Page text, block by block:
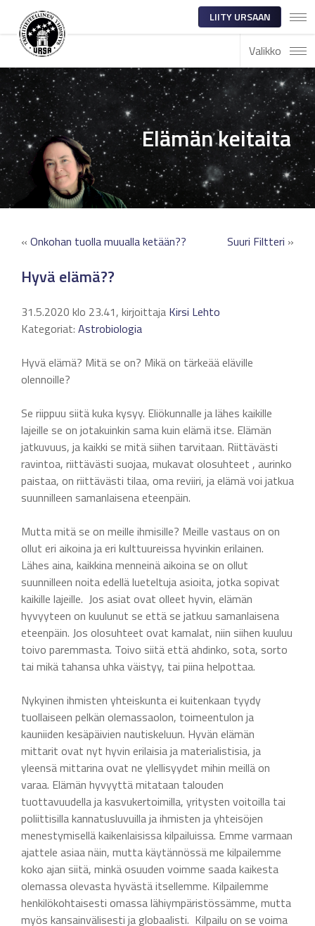
LIITY URSAAN
Valikko
Elämän keitaita
« Onkohan tuolla muualla ketään?? Suuri Filtteri »
Hyvä elämä??
31.5.2020 klo 23.41, kirjoittaja Kirsi Lehto
Kategoriat: Astrobiologia
Hyvä elämä? Mitä se on? Mikä on tärkeää eläville
olennoille?
Se riippuu siitä kuka kysyy. Eliökunnalle ja lähes kaikille
lajeille se on jotakuinkin sama kuin elämä itse. Elämän
jatkuvuus, ja kaikki se mitä siihen tarvitaan. Riittävästi
ravintoa, riittävästi suojaa, mukavat olosuhteet , aurinko
paistaa, on riittävästi tilaa, oma reviiri, ja elämä voi jatkua
suunnilleen samanlaisena eteenpäin.
Mutta mitä se on meille ihmisille? Meille vastaus on on
ollut eri aikoina ja eri kulttuureissa hyvinkin erilainen.
Lähes aina, kaikkina menneinä aikoina se on ollut
suunnilleen noita edellä lueteltuja asioita, jotka sopivat
kaikille lajeille. Jos asiat ovat olleet hyvin, elämän
hyvyyteen on kuulunut se että se jatkuu samanlaisena
eteenpäin. Jos olosuhteet ovat kamalat, niin siihen kuuluu
toivo paremmasta. Toivo siitä että ahdinko, sota, sorto
tai mikä tahansa uhka väistyy, tai piina helpottaa.
Nykyinen ihmisten yhteiskunta ei kuitenkaan tyydy
tuollaiseen pelkän olemassaolon, toimeentulon ja
kauniiden kesäpäivien nautiskeluun. Hyvän elämän
mittarit ovat nyt hyvin erilaisia ja materialistisia, ja
yleensä mittarina ovat ne ylellisyydet mihin meillä on
varaa. Elämän hyvyyttä mitataan talouden
tuottavuudella ja kasvukertoimilla, yritysten voitoilla tai
poliittisilla kannatusluvuilla ja ihmisten ja yhteisöjen
menestymisellä kaikenlaisissa kilpailuissa. Emme varmaan
ajattele asiaa näin, mutta käytännössä me kilpailemme
koko ajan siitä, minkä osuuden voimme saada kaikesta
olemassa olevasta hyvästä itsellemme. Kilpailemme
henkilökohtaisesti omassa lähiympäristössämme, mutta
myös kansainvälisesti ja globaalisti. Kilpailu on se voima